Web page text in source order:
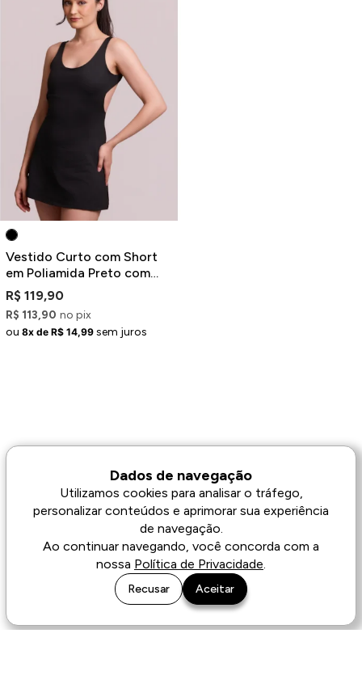
Vestido Curto com Short
em Poliamida Preto com
Bolsos
R$ 119,90
R$ 113,90 no pix
ou 8x de R$ 14,99 sem juros
ganhe 10% de descontona sua primeira
compra!
Informe seu e-mail e inscreva-se para receber novidades
exclusivas
Dados de navegação
Utilizamos cookies para analisar o tráfego,
personalizar conteúdos e aprimorar sua experiência
de navegação.
Ao continuar navegando, você concorda com a
nossa Política de Privacidade.
Recusar Aceitar